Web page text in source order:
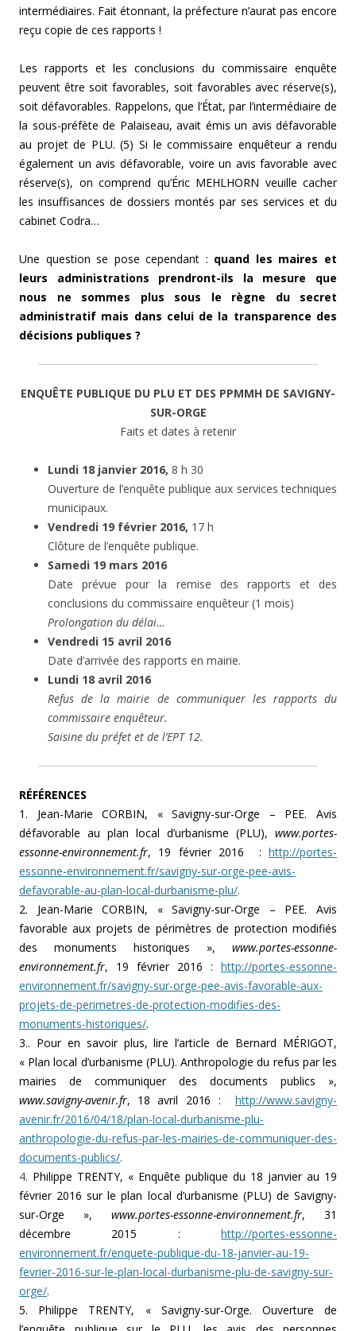
intermédiaires. Fait étonnant, la préfecture n’aurat pas encore
reçu copie de ces rapports !
Les rapports et les conclusions du commissaire enquête
peuvent être soit favorables, soit favorables avec réserve(s),
soit défavorables. Rappelons, que l’État, par l’intermédiaire de
la sous-préfète de Palaiseau, avait émis un avis défavorable
au projet de PLU. (5) Si le commissaire enquêteur a rendu
également un avis défavorable, voire un avis favorable avec
réserve(s), on comprend qu’Éric MEHLHORN veuille cacher
les insuffisances de dossiers montés par ses services et du
cabinet Codra…
Une question se pose cependant : quand les maires et
leurs administrations prendront-ils la mesure que
nous ne sommes plus sous le règne du secret
administratif mais dans celui de la transparence des
décisions publiques ?
ENQUÊTE PUBLIQUE DU PLU ET DES PPMMH DE SAVIGNY-
SUR-ORGE
Faits et dates à retenir
Lundi 18 janvier 2016, 8 h 30
Ouverture de l’enquête publique aux services techniques
municipaux.
Vendredi 19 février 2016, 17 h
Clôture de l’enquête publique.
Samedi 19 mars 2016
Date prévue pour la remise des rapports et des
conclusions du commissaire enquêteur (1 mois)
Prolongation du délai…
Vendredi 15 avril 2016
Date d’arrivée des rapports en mairie.
Lundi 18 avril 2016
Refus de la mairie de communiquer les rapports du
commissaire enquêteur.
Saisine du préfet et de l’EPT 12.
RÉFÉRENCES
1. Jean-Marie CORBIN, « Savigny-sur-Orge – PEE. Avis
défavorable au plan local d’urbanisme (PLU), www.portes-
essonne-environnement.fr, 19 février 2016 : http://portes-
essonne-environnement.fr/savigny-sur-orge-pee-avis-
defavorable-au-plan-local-durbanisme-plu/.
2. Jean-Marie CORBIN, « Savigny-sur-Orge – PEE. Avis
favorable aux projets de périmètres de protection modifiés
des monuments historiques », www.portes-essonne-
environnement.fr, 19 février 2016 : http://portes-essonne-
environnement.fr/savigny-sur-orge-pee-avis-favorable-aux-
projets-de-perimetres-de-protection-modifies-des-
monuments-historiques/.
3.. Pour en savoir plus, lire l’article de Bernard MÉRIGOT,
« Plan local d’urbanisme (PLU). Anthropologie du refus par les
mairies de communiquer des documents publics »,
www.savigny-avenir.fr, 18 avril 2016 :
http://www.savigny-
avenir.fr/2016/04/18/plan-local-durbanisme-plu-
anthropologie-du-refus-par-les-mairies-de-communiquer-des-
documents-publics/.
4. Philippe TRENTY, « Enquête publique du 18 janvier au 19
février 2016 sur le plan local d’urbanisme (PLU) de Savigny-
sur-Orge », www.portes-essonne-environnement.fr, 31
décembre 2015 :
http://portes-essonne-
environnement.fr/enquete-publique-du-18-janvier-au-19-
fevrier-2016-sur-le-plan-local-durbanisme-plu-de-savigny-sur-
orge/.
5. Philippe TRENTY, « Savigny-sur-Orge. Ouverture de